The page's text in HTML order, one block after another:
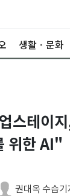
생활ㆍ문화
스테이
위한 AI"
권대옥 수습기